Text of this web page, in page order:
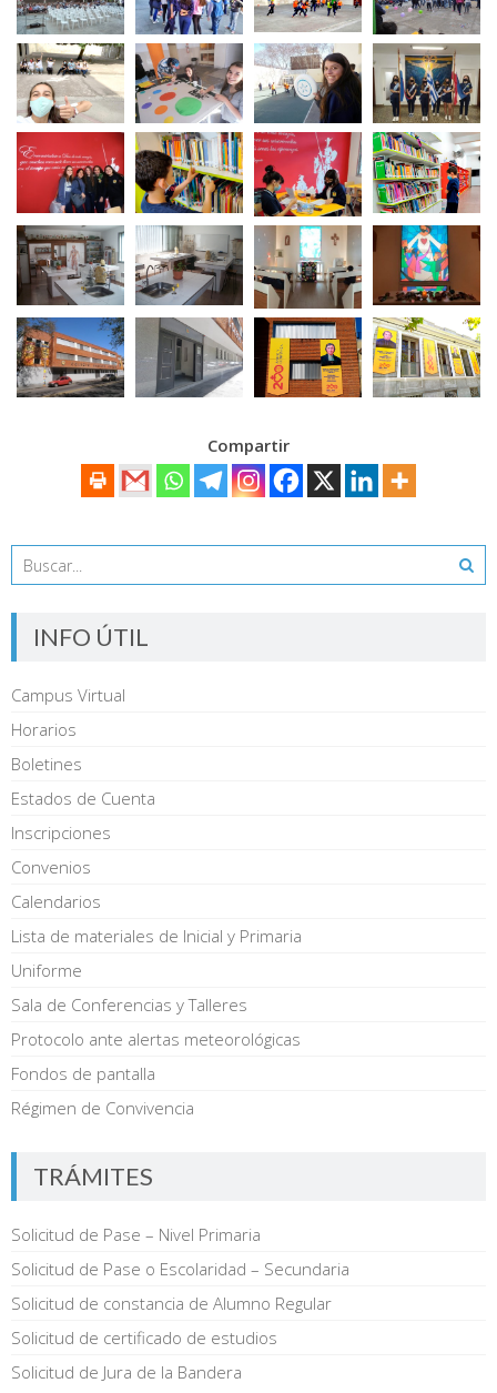
Compartir
INFO ÚTIL
Campus Virtual
Horarios
Boletines
Estados de Cuenta
Inscripciones
Convenios
Calendarios
Lista de materiales de Inicial y Primaria
Uniforme
Sala de Conferencias y Talleres
Protocolo ante alertas meteorológicas
Fondos de pantalla
Régimen de Convivencia
TRÁMITES
Solicitud de Pase – Nivel Primaria
Solicitud de Pase o Escolaridad – Secundaria
Solicitud de constancia de Alumno Regular
Solicitud de certificado de estudios
Solicitud de Jura de la Bandera